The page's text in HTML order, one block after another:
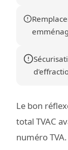
Le bon
total TVAC
numéro TVA.